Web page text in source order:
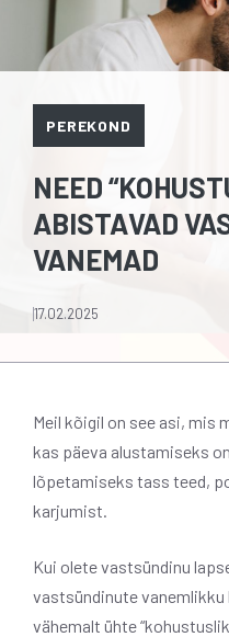
PEREKOND
NEED
ABISTAVAD
VANEMAD
17.02.2025
Meil kõigil on see asi, mis
kas päeva alustamiseks
lõpetamiseks tass teed,
karjumist.
Kui olete vastsündinu
vastsündinute
vähemalt ühte